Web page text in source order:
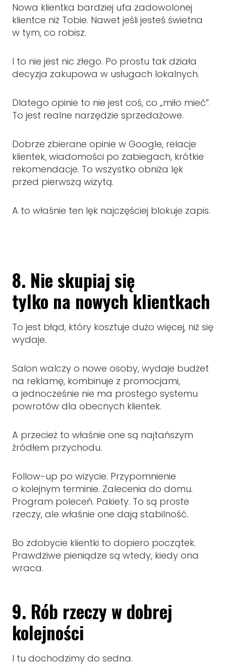
Nowa klientka bardziej ufa zadowolonej
klientce niż Tobie. Nawet jeśli jesteś świetna
w tym, co robisz.
I to nie jest nic złego. Po prostu tak działa
decyzja zakupowa w usługach lokalnych.
Dlatego opinie to nie jest coś, co „miło mieć”.
To jest realne narzędzie sprzedażowe.
Dobrze zbierane opinie w Google, relacje
klientek, wiadomości po zabiegach, krótkie
rekomendacje. To wszystko obniża lęk
przed pierwszą wizytą.
A to właśnie ten lęk najczęściej blokuje zapis.
8. Nie skupiaj się
tylko na nowych klientkach
To jest błąd, który kosztuje dużo więcej, niż się
wydaje.
Salon walczy o nowe osoby, wydaje budżet
na reklamę, kombinuje z promocjami,
a jednocześnie nie ma prostego systemu
powrotów dla obecnych klientek.
A przecież to właśnie one są najtańszym
źródłem przychodu.
Follow-up po wizycie. Przypomnienie
o kolejnym terminie. Zalecenia do domu.
Program poleceń. Pakiety. To są proste
rzeczy, ale właśnie one dają stabilność.
Bo zdobycie klientki to dopiero początek.
Prawdziwe pieniądze są wtedy, kiedy ona
wraca.
9. Rób rzeczy w dobrej
kolejności
I tu dochodzimy do sedna.